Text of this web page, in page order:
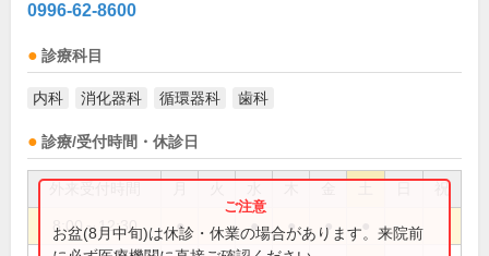
0996-62-8600
診療科目
内科 消化器科 循環器科 歯科
診療/受付時間・休診日
祝
8:00～12:30 ● ● ● ●
お盆(8月中旬)は休診・休業の場合があります。来院前